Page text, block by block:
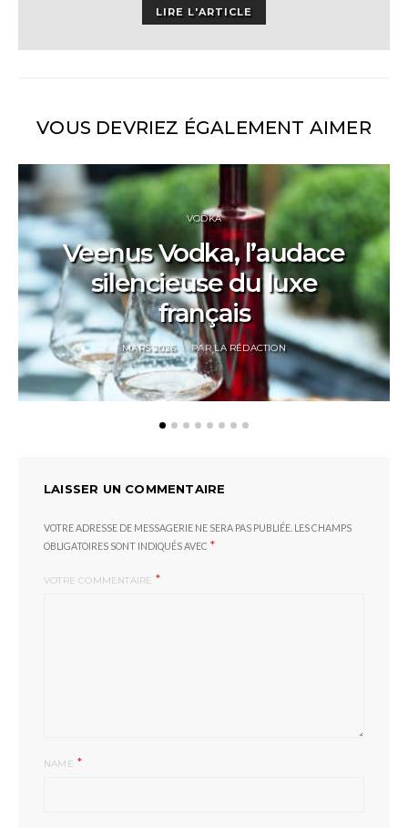
LIRE L'ARTICLE
VOUS DEVRIEZ ÉGALEMENT AIMER
VODKA
Veenus Vodka, l’audace
silencieuse du luxe
français
POSTED
ON
MARS 2026 PAR LA RÉDACTION
LAISSER UN COMMENTAIRE
VOTRE ADRESSE DE MESSAGERIE NE SERA PAS PUBLIÉE.
LES CHAMPS
OBLIGATOIRES SONT INDIQUÉS AVEC *
VOTRE COMMENTAIRE *
NAME *